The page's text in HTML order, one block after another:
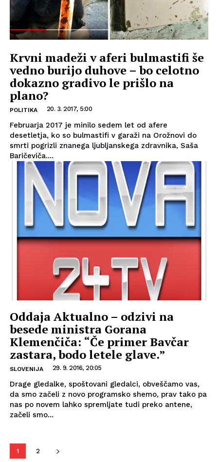
Krvni madeži v aferi bulmastifi še
vedno burijo duhove – bo celotno
dokazno gradivo le prišlo na
plano?
POLITIKA 20. 3. 2017, 5:00
Februarja 2017 je minilo sedem let od afere
desetletja, ko so bulmastifi v garaži na Orožnovi do
smrti pogrizli znanega ljubljanskega zdravnika, Saša
Baričeviča....
Oddaja Aktualno – odzivi na
besede ministra Gorana
Klemenčiča: “Če primer Bavčar
zastara, bodo letele glave.”
SLOVENIJA 29. 9. 2016, 20:05
Drage gledalke, spoštovani gledalci, obveščamo vas,
da smo začeli z novo programsko shemo, prav tako pa
nas po novem lahko spremljate tudi preko antene,
začeli smo...
1 2